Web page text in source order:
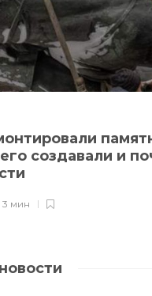
создавали и
3 мин